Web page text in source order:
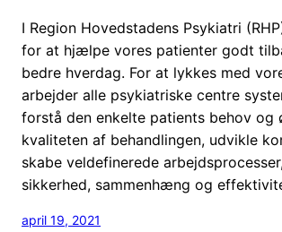
I Region Hovedstadens Psykiatri
for at hjælpe vores patienter godt
bedre hverdag. For at lykkes med
arbejder alle psykiatriske centre
forstå den enkelte patients behov og
kvaliteten af behandlingen, udvikle
skabe veldefinerede
sikkerhed, sammenhæng og
april 19, 2021